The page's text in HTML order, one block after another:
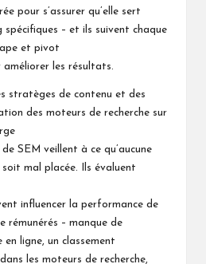
pour s’assurer qu’elle sert
– et ils suivent chaque
et pivot
améliorer les résultats.
stratèges de contenu et des
des moteurs de recherche sur
SEM veillent à ce qu’aucune
mal placée. Ils évaluent
influencer la performance de
rémunérés – manque de
en ligne, un classement
les moteurs de recherche,